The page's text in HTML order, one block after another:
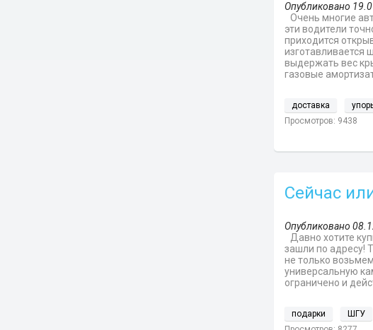
Опубликовано
Очень многие
эти водители
приходится
изготавливается
выдержать вес
газовые
доставка
Просмотров: 9438
Сейчас
Опубликовано
Давно хотите
зашли по адресу!
не только
универсальную
ограничено и
подарки ШГУ